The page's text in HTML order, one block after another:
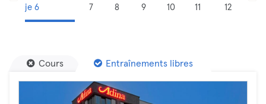
je 6
7
8
9
10
11
12
Cours Entraînements libres